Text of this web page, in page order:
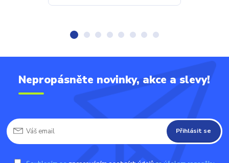
Nepropásněte novinky, akce a slevy!
Přihlásit se